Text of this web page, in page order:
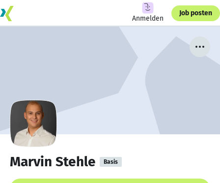
Anmelden
Job posten
Marvin Stehle Basis